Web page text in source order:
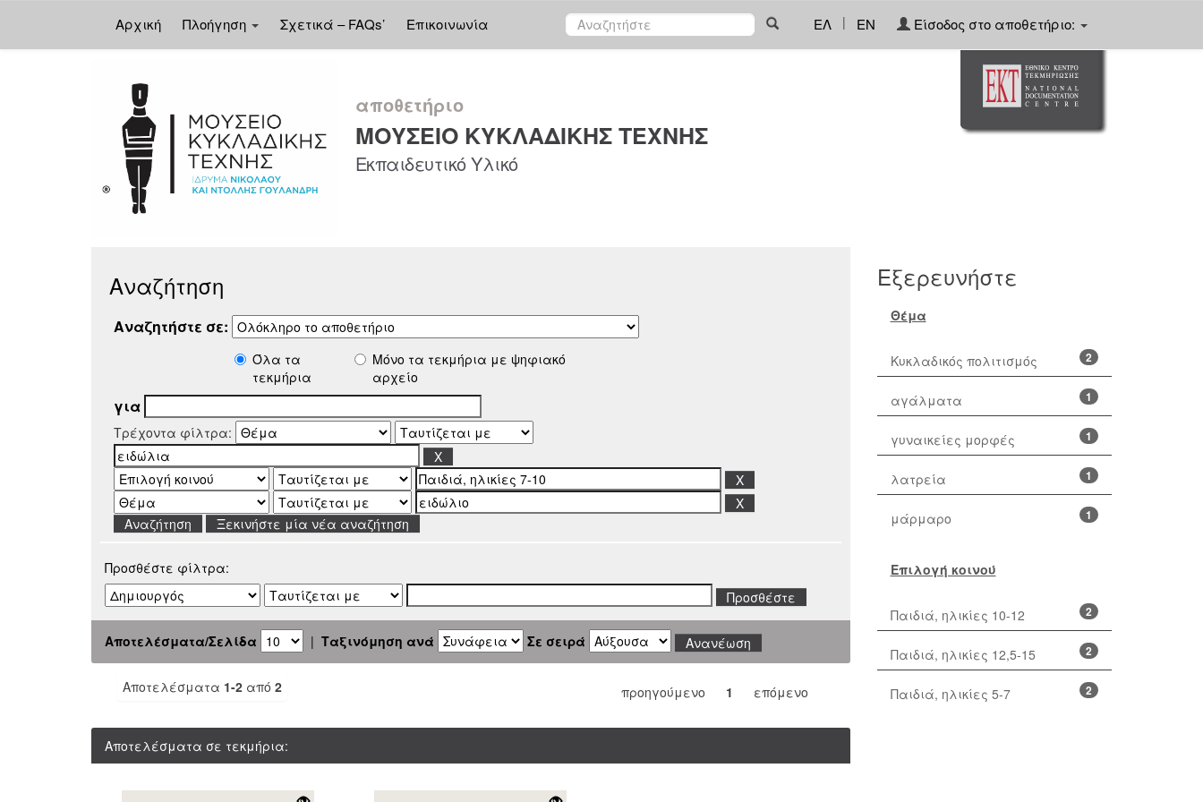
Αρχική Πλοήγηση Σχετικά – FAQs’ Επικοινωνία ΕΛ | EN Είσοδος στο αποθετήριο:
αποθετήριο
ΜΟΥΣΕΙΟ ΚΥΚΛΑΔΙΚΗΣ ΤΕΧΝΗΣ
Εκπαιδευτικό Υλικό
Αναζήτηση
Αναζητήστε σε:
Όλα τα
τεκμήρια
Μόνο τα τεκμήρια με ψηφιακό
αρχείο
για
Τρέχοντα φίλτρα:
Ξεκινήστε μία νέα αναζήτηση
Προσθέστε φίλτρα:
Αποτελέσματα/Σελίδα | Ταξινόμηση ανά Σε σειρά
Αποτελέσματα 1-2 από 2 προηγούμενο 1 επόμενο
Αποτελέσματα σε τεκμήρια:
Εξερευνήστε
Θέμα
2
Κυκλαδικός πολιτισμός
1
αγάλματα
1
γυναικείες μορφές
1
λατρεία
1
μάρμαρο
Επιλογή κοινού
2
Παιδιά, ηλικίες 10-12
2
Παιδιά, ηλικίες 12,5-15
2
Παιδιά, ηλικίες 5-7